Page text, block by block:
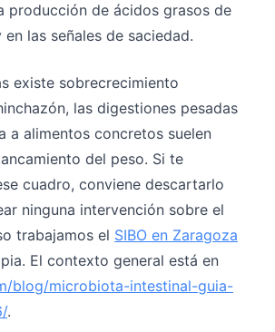
producción de ácidos grasos de
las señales de saciedad.
existe sobrecrecimiento
las digestiones pesadas
a alimentos concretos suelen
del peso. Si te
cuadro, conviene descartarlo
ninguna intervención sobre el
trabajamos el SIBO en Zaragoza
El contexto general está en
blog/microbiota-intestinal-guia-
.